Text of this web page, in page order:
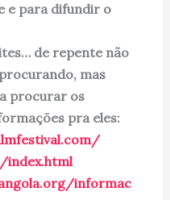
e para difundir o
de repente não
mas
procurar os
pra eles:
informac